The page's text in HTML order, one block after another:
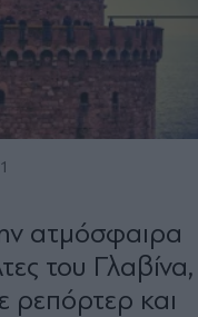
ατμόσφαιρα
του Γλαβίνα,
ρεπόρτερ και